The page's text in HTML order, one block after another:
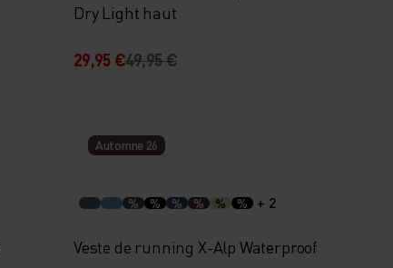
Dry Light haut
29,95 €49,95 €
Automne 26
% % % % % % + 2
Veste de running X-Alp Waterproof